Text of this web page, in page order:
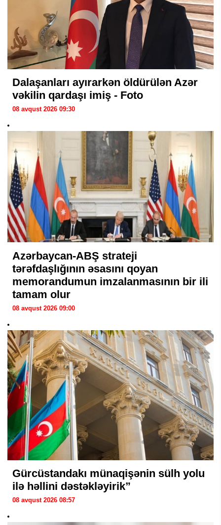
Dalaşanları ayırarkən öldürülən Azər
vəkilin qardaşı imiş - Foto
08 avqust 2026 09:30
Azərbaycan-ABŞ strateji
tərəfdaşlığının əsasını qoyan
memorandumun imzalanmasının bir ili
tamam olur
08 avqust 2026 09:00
Gürcüstandakı münaqişənin sülh yolu
ilə həllini dəstəkləyirik”
08 avqust 2026 08:57